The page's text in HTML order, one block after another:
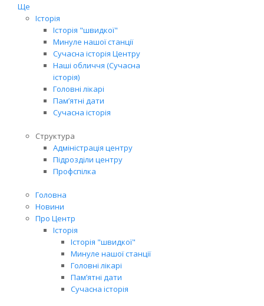
Ще
Історія
Історія "швидкої"
Минуле нашої станції
Сучасна історія Центру
Наші обличчя (Сучасна
історія)
Головні лікарі
Пам’ятні дати
Сучасна історія
Структура
Адміністрація центру
Підрозділи центру
Профспілка
Головна
Новини
Про Центр
Історія
Історія "швидкої"
Минуле нашої станції
Головні лікарі
Пам’ятні дати
Сучасна історія